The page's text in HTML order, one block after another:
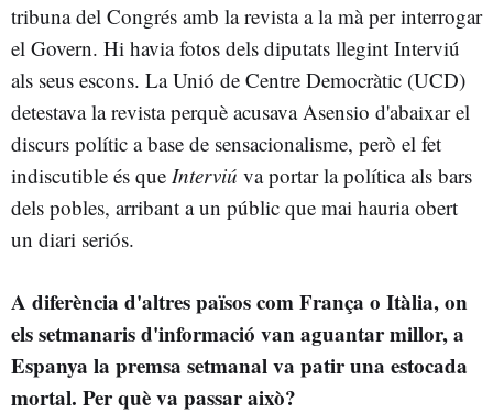
tribuna del Congrés amb la revista a la mà per interrogar
el Govern. Hi havia fotos dels diputats llegint Interviú
als seus escons. La Unió de Centre Democràtic (UCD)
detestava la revista perquè acusava Asensio d'abaixar el
discurs polític a base de sensacionalisme, però el fet
indiscutible és que Interviú va portar la política als bars
dels pobles, arribant a un públic que mai hauria obert
un diari seriós.
A diferència d'altres països com França o Itàlia, on
els setmanaris d'informació van aguantar millor, a
Espanya la premsa setmanal va patir una estocada
mortal. Per què va passar això?